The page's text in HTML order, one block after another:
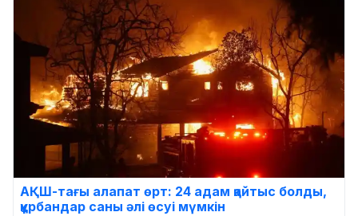
АҚШ-тағы алапат өрт: 24 адам қайтыс болды,
құрбандар саны әлі өсуі мүмкін